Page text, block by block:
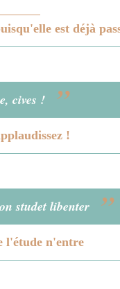
est déjà
cives ! ”
!
studet libenter ”
l'étude n'entre